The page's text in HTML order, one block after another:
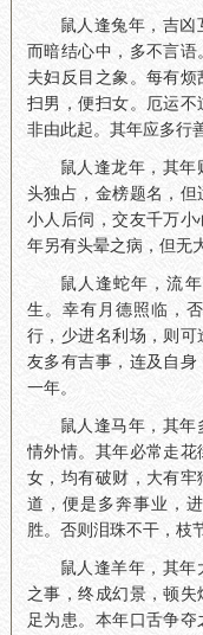
鼠人逢兔年，吉
而暗结心中，多不言
夫妇反目之象。每有
扫男，便扫女。厄运
非由此起。其年应多行
鼠人逢龙年，其
头独占，金榜题名，
小人后伺，交友千万
年另有头晕之病，但无
鼠人逢蛇年，流
生。幸有月德照临，
行，少进名利场，则
友多有吉事，连及自
一年。
鼠人逢马年，其
情外情。其年必常走
女，均有破财，大有
道，便是多奔事业，
胜。否则泪珠不干，枝
鼠人逢羊年，其
之事，终成幻景，顿
足为患。本年口舌争